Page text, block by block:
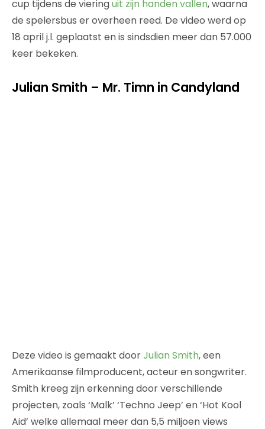
cup tijdens de vieringuit zijn handen vallen, waarna
de spelersbus er overheen reed. De video werd op
18 april j.l. geplaatst en is sindsdien meer dan 57.000
keer bekeken.
Julian Smith – Mr. Timn in Candyland
Deze video is gemaakt doorJulian Smith, een
Amerikaanse filmproducent, acteur en songwriter.
Smith kreeg zijn erkenning door verschillende
projecten, zoals ‘Malk’ ‘Techno Jeep’ en ‘Hot Kool
Aid’ welke allemaal meer dan 5,5 miljoen views